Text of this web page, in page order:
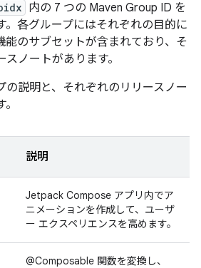
内の 7 つの Maven Group ID を
。各グループにはそれぞれの目的に
のサブセットが含まれており、そ
ノートがあります。
の説明と、それぞれのリリースノー
説明
Jetpack Compose アプリ内でア
ニメーションを作成して、ユーザ
ー エクスペリエンスを高めます。
@Composable 関数を変換し、